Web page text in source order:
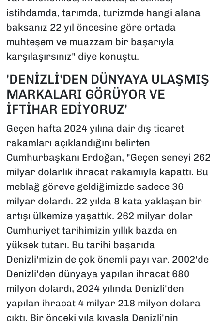
istihdamda, tarımda, turizmde hangi alana
baksanız 22 yıl öncesine göre ortada
muhteşem ve muazzam bir başarıyla
karşılaşırsınız" diye konuştu.
'DENİZLİ'DEN DÜNYAYA ULAŞMIŞ
MARKALARI GÖRÜYOR VE
İFTİHAR EDİYORUZ'
Geçen hafta 2024 yılına dair dış ticaret
rakamları açıklandığını belirten
Cumhurbaşkanı Erdoğan, "Geçen seneyi 262
milyar dolarlık ihracat rakamıyla kapattı. Bu
meblağ göreve geldiğimizde sadece 36
milyar dolardı. 22 yılda 8 kata yaklaşan bir
artışı ülkemize yaşattık. 262 milyar dolar
Cumhuriyet tarihimizin yıllık bazda en
yüksek tutarı. Bu tarihi başarıda
Denizli'mizin de çok önemli payı var. 2002'de
Denizli'den dünyaya yapılan ihracat 680
milyon dolardı, 2024 yılında Denizli'den
yapılan ihracat 4 milyar 218 milyon dolara
çıktı. Bir önceki yıla kıyasla Denizli'nin